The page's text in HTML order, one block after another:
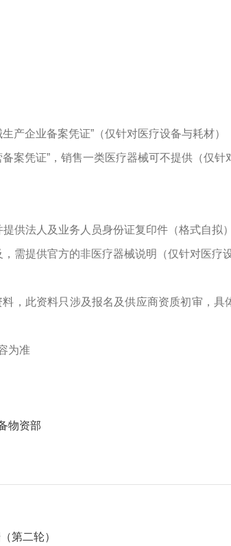
产企业备案凭证”（仅针对医疗设备与耗材）
案凭证”，销售一类医疗器械可不提供（仅针
供法人及业务人员身份证复印件（格式自拟）
需提供官方的非医疗器械说明（仅针对医疗
，此资料只涉及报名及供应商资质初审，具
为准
物资部
第二轮）